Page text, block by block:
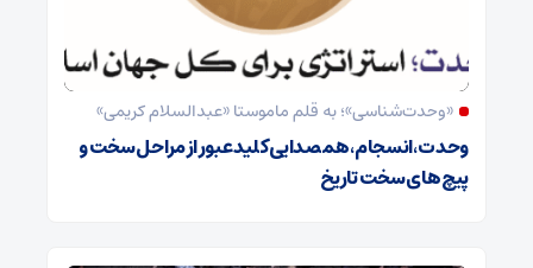
«وحدت‌‌شناسی»؛ به قلم ماموستا «عبدالسلام کریمی»
وحدت ،انسجام،همصدایی کلید عبور از مراحل سخت و
پیچ های سخت تاریخ